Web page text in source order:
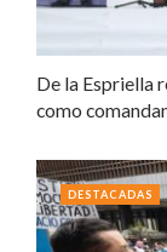
De la Espriella
como
DESTACADAS